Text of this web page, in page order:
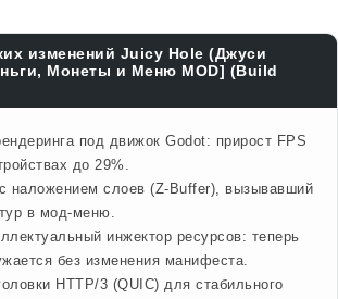
изменений Juicy Hole (Джуси
Монеты и Меню MOD] (Build
под движок Godot: прирост FPS
до 29%.
наложением слоев (Z-Buffer), вызывавший
в мод-меню.
инжектор ресурсов: теперь
без изменения манифеста.
HTTP/3 (QUIC) для стабильного